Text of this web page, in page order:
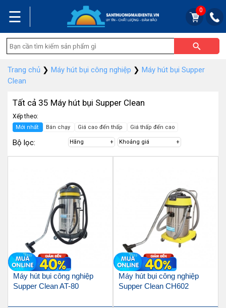
☰ 0
Trang chủ ❯ Máy hút bụi công nghiệp ❯ Máy hút bụi Supper
Clean
Tất cả 35 Máy hút bụi Supper Clean
Xếp theo:
Mới nhất Bán chạy Giá cao đến thấp Giá thấp đến cao
Bộ lọc: Hãng Khoảng giá
Máy hút bụi công nghiệp
Supper Clean AT-80
Máy hút bụi công nghiệp
Supper Clean CH602